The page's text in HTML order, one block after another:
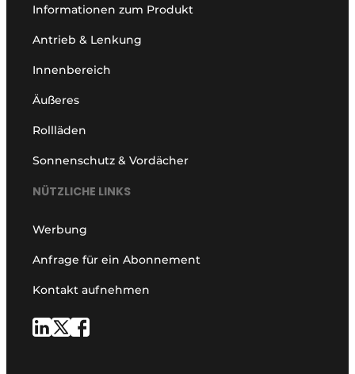
Informationen zum Produkt
Antrieb & Lenkung
Innenbereich
Äußeres
Rollläden
Sonnenschutz & Vordächer
NÜTZLICHE LINKS
Werbung
Anfrage für ein Abonnement
Kontakt aufnehmen